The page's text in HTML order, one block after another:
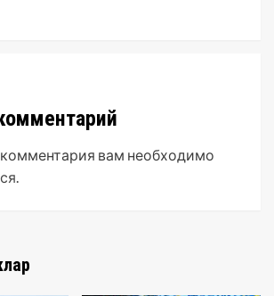
вам необходимо
.